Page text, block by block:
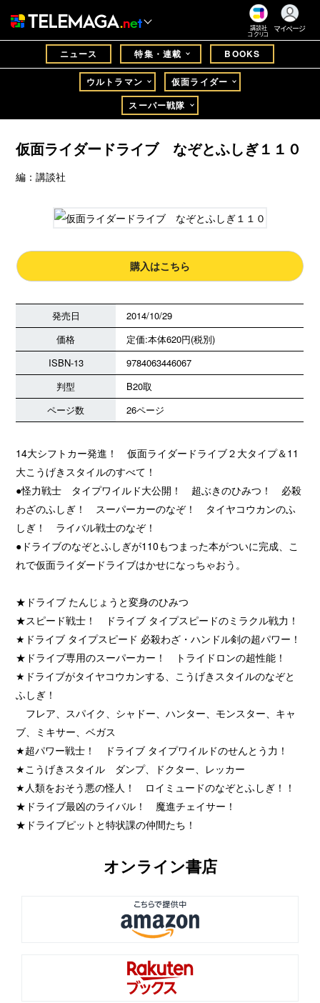
講談社
コクリコ
マイページ
ニュース 特集・連載 BOOKS
ウルトラマン
仮面ライダー
スーパー戦隊
仮面ライダードライブ なぞとふしぎ１１０
編：講談社
購入はこちら
発売日
2014/10/29
価格
定価:本体620円(税別)
ISBN-13
9784063446067
判型
B20取
ページ数
26ページ
14大シフトカー発進！ 仮面ライダードライブ２大タイプ＆11
大こうげきスタイルのすべて！
●怪力戦士 タイプワイルド大公開！ 超ぶきのひみつ！ 必殺
わざのふしぎ！ スーパーカーのなぞ！ タイヤコウカンのふ
しぎ！ ライバル戦士のなぞ！
●ドライブのなぞとふしぎが110もつまった本がついに完成、こ
れで仮面ライダードライブはかせになっちゃおう。
★ドライブ たんじょうと変身のひみつ
★スピード戦士！ ドライブ タイプスピードのミラクル戦力！
★ドライブ タイプスピード 必殺わざ・ハンドル剣の超パワー！
★ドライブ専用のスーパーカー！ トライドロンの超性能！
★ドライブがタイヤコウカンする、こうげきスタイルのなぞと
ふしぎ！
フレア、スパイク、シャドー、ハンター、モンスター、キャ
ブ、ミキサー、ベガス
★超パワー戦士！ ドライブ タイプワイルドのせんとう力！
★こうげきスタイル ダンプ、ドクター、レッカー
★人類をおそう悪の怪人！ ロイミュードのなぞとふしぎ！！
★ドライブ最凶のライバル！ 魔進チェイサー！
★ドライブピットと特状課の仲間たち！
オンライン書店